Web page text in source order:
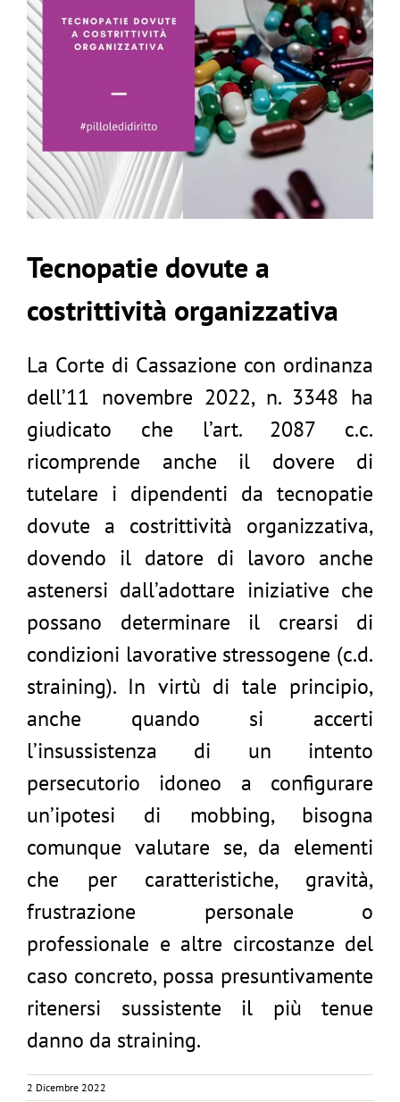
Tecnopatie dovute a
costrittività organizzativa
La Corte di Cassazione con ordinanza
dell’11 novembre 2022, n. 3348 ha
giudicato che l’art. 2087 c.c.
ricomprende anche il dovere di
tutelare i dipendenti da tecnopatie
dovute a costrittività organizzativa,
dovendo il datore di lavoro anche
astenersi dall’adottare iniziative che
possano determinare il crearsi di
condizioni lavorative stressogene (c.d.
straining). In virtù di tale principio,
anche quando si accerti
l’insussistenza di un intento
persecutorio idoneo a configurare
un’ipotesi di mobbing, bisogna
comunque valutare se, da elementi
che per caratteristiche, gravità,
frustrazione personale o
professionale e altre circostanze del
caso concreto, possa presuntivamente
ritenersi sussistente il più tenue
danno da straining.
2 Dicembre 2022